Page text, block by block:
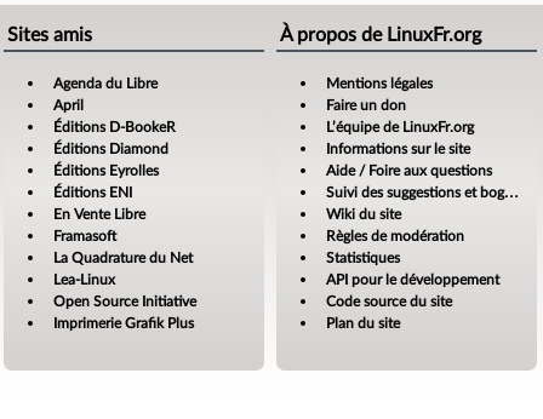
Sites amis
Agenda du Libre
April
Éditions D-BookeR
Éditions Diamond
Éditions Eyrolles
Éditions ENI
En Vente Libre
Framasoft
La Quadrature du Net
Lea-Linux
Open Source Initiative
Imprimerie Grafik Plus
À propos de LinuxFr.org
Mentions légales
Faire un don
L’équipe de LinuxFr.org
Informations sur le site
Aide / Foire aux questions
Suivi des suggestions et bogues
Wiki du site
Règles de modération
Statistiques
API pour le développement
Code source du site
Plan du site